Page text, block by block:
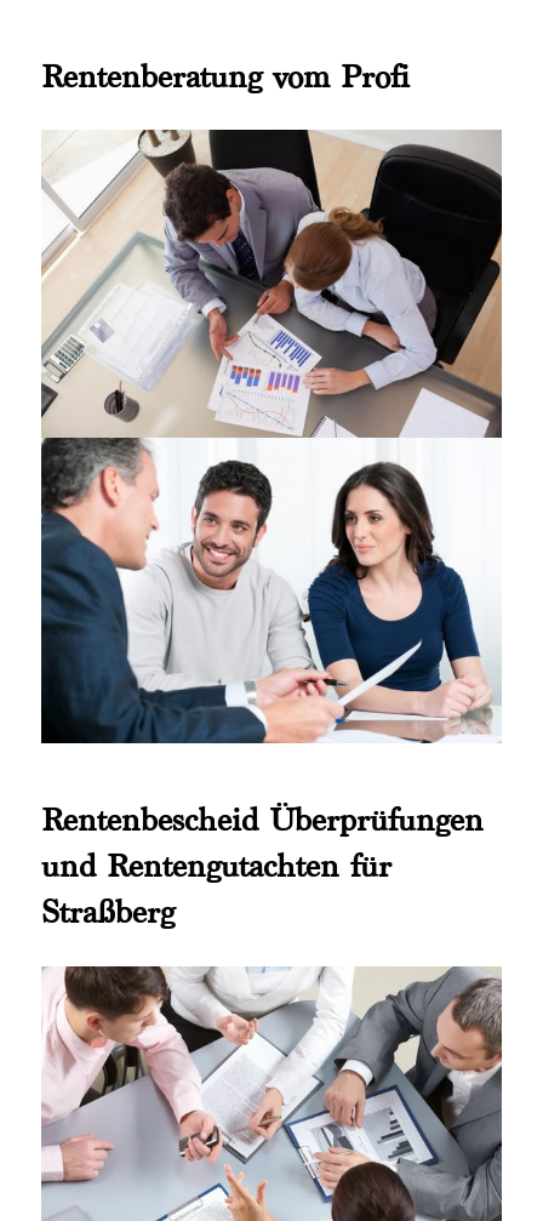
Rentenberatung vom Profi
Rentenbescheid Überprüfungen
und Rentengutachten für
Straßberg